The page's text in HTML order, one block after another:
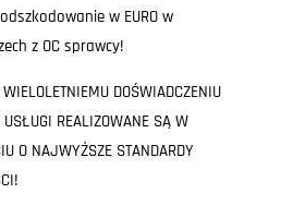
w EURO w
z OC sprawcy!
DOŚWIADCZENIU
USŁUGI REALIZOWANE SĄ W
O NAJWYŻSZE STANDARDY